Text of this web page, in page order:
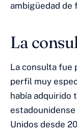
ambigüedad de
La
La consulta fue
perfil muy
había adquirido
estadounidense
Unidos desde